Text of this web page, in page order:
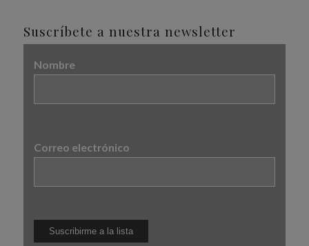
Suscríbete a nuestra newsletter
Nombre
Correo electrónico